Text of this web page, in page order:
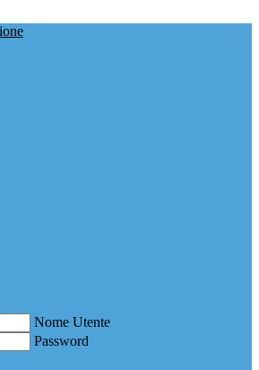
Nome Utente
Password